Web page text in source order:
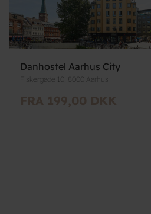
Danhostel Aarhus City
Fiskergade 10, 8000 Aarhus
FRA 199,00 DKK